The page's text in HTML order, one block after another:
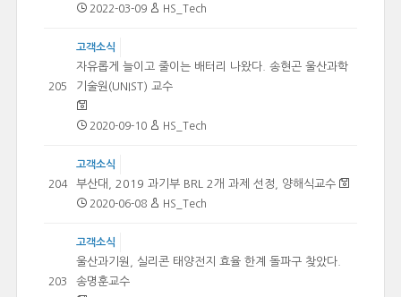
2022-03-09 HS_Tech
205
고객소식
자유롭게 늘이고 줄이는 배터리 나왔다. 송현곤 울산과학
기술원(UNIST) 교수
2020-09-10 HS_Tech
204
고객소식
부산대, 2019 과기부 BRL 2개 과제 선정, 양해식교수
2020-06-08 HS_Tech
203
고객소식
울산과기원, 실리콘 태양전지 효율 한계 돌파구 찾았다.
송명훈교수